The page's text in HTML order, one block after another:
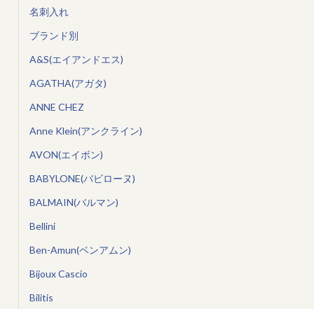
名刺入れ
ブランド別
A&S(エイアンドエス)
AGATHA(アガタ)
ANNE CHEZ
Anne Klein(アンクライン)
AVON(エイボン)
BABYLONE(バビローヌ)
BALMAIN(バルマン)
Bellini
Ben-Amun(ベンアムン)
Bijoux Cascio
Bilitis